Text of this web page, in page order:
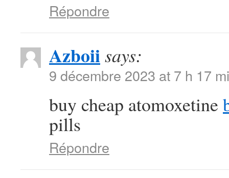
Répondre
Azboiisays:
9 décembre 2023 at 7 h 17
buy cheap atomoxetine
pills
Répondre